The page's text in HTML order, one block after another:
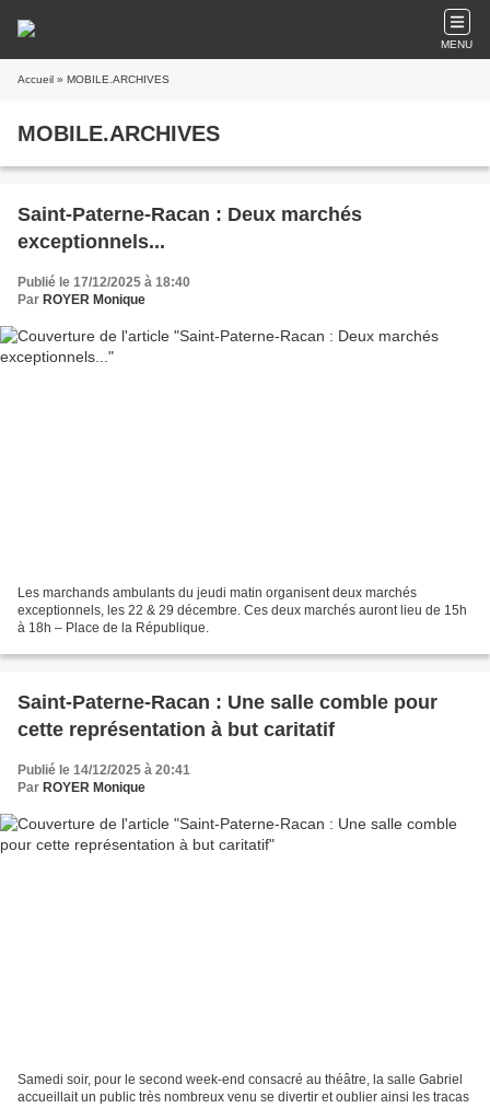
MENU
Accueil » MOBILE.ARCHIVES
MOBILE.ARCHIVES
Saint-Paterne-Racan : Deux marchés
exceptionnels...
Publié le 17/12/2025 à 18:40
Par ROYER Monique
Les marchands ambulants du jeudi matin organisent deux marchés
exceptionnels, les 22 & 29 décembre. Ces deux marchés auront lieu de 15h
à 18h – Place de la République.
Saint-Paterne-Racan : Une salle comble pour
cette représentation à but caritatif
Publié le 14/12/2025 à 20:41
Par ROYER Monique
Samedi soir, pour le second week-end consacré au théâtre, la salle Gabriel
accueillait un public très nombreux venu se divertir et oublier ainsi les tracas